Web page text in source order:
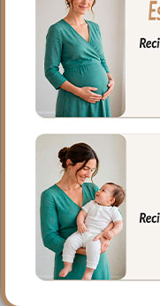
juego
En una esquina
que puedas
tu cuello y así tener
coger a tu bebé con
Medidas: 110x110cm